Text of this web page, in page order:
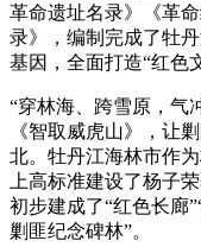
革命遗址名录》《革
录》，编制完成了牡
基因，全面打造“红色
“穿林海、跨雪原，气
《智取威虎山》，让
北。牡丹江海林市作
上高标准建设了杨子
初步建成了“红色长廊
剿匪纪念碑林”。